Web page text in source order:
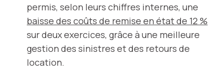
permis, selon leurs chiffres internes, une
baisse des coûts de remise en état de 12 %
sur deux exercices, grâce à une meilleure
gestion des sinistres et des retours de
location.